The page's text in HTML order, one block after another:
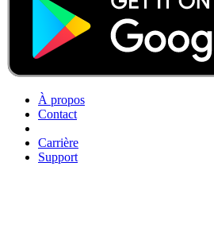
À propos
Contact
Carrière
Support